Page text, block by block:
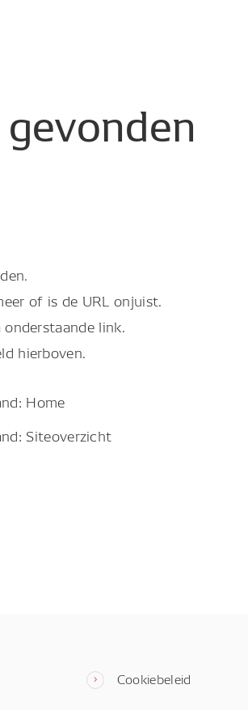
gevonden
of is de URL onjuist.
link.
hierboven.
Home
Siteoverzicht
Cookiebeleid